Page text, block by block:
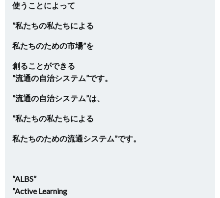
使うことによって
”私たちの私たちによる
私たちのための市場”を
創ることができる
”流通の自治システム”です。
”流通の自治システム”は、
”私たちの私たちによる
私たちのための流通システム”です。
”ALBS”
”Active Learning